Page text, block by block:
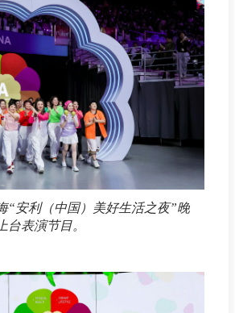
“安利（中国）美好生活之夜”晚
台表演节目。